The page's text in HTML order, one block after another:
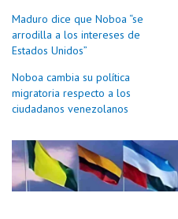
Maduro dice que Noboa “se
arrodilla a los intereses de
Estados Unidos”
Noboa cambia su política
migratoria respecto a los
ciudadanos venezolanos